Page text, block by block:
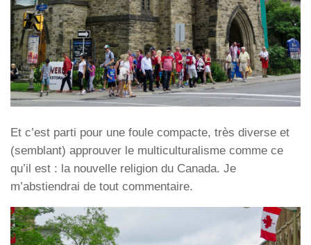
Et c’est parti pour une foule compacte, très diverse et
(semblant) approuver le multiculturalisme comme ce
qu’il est : la nouvelle religion du Canada. Je
m’abstiendrai de tout commentaire.